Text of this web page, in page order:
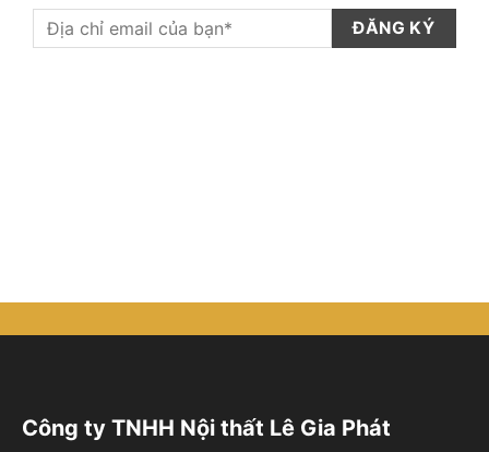
Công ty TNHH Nội thất Lê Gia Phát